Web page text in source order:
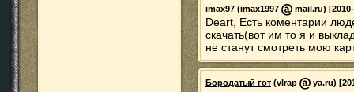
imax97 (imax1997 mail.ru)
Deart, Есть коментарии
скачать(вот им то я и
не станут смотреть мою
Бородатый гот (vlrap ya.ru)